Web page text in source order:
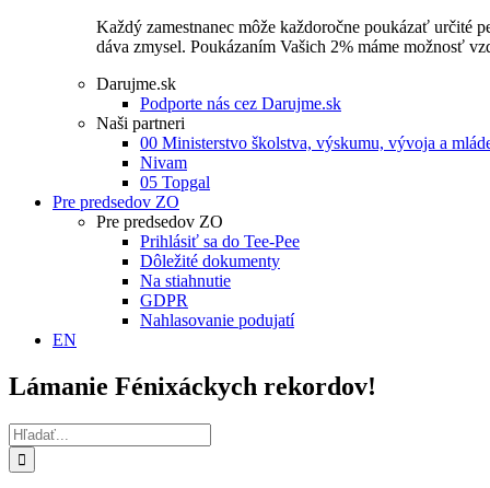
Každý zamestnanec môže každoročne poukázať určité
dáva zmysel. Poukázaním Vašich 2% máme možnosť
Darujme.sk
Podporte nás cez Darujme.sk
Naši partneri
00 Ministerstvo školstva, výskumu, vývoja a
Nivam
05 Topgal
Pre predsedov ZO
Pre predsedov ZO
Prihlásiť sa do Tee-Pee
Dôležité dokumenty
Na stiahnutie
GDPR
Nahlasovanie podujatí
EN
Lámanie Fénixáckych rekordov!
Hľadať: